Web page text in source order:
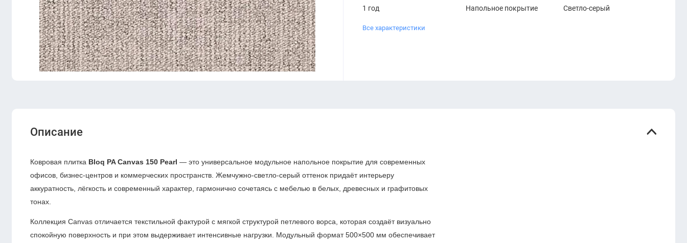
1 год Напольное покрытие Светло-серый
Все характеристики
Описание
Ковровая плитка Bloq PA Canvas 150 Pearl — это универсальное модульное напольное покрытие для современных
офисов, бизнес-центров и коммерческих пространств. Жемчужно-светло-серый оттенок придаёт интерьеру
аккуратность, лёгкость и современный характер, гармонично сочетаясь с мебелью в белых, древесных и графитовых
тонах.
Коллекция Canvas отличается текстильной фактурой с мягкой структурой петлевого ворса, которая создаёт визуально
спокойную поверхность и при этом выдерживает интенсивные нагрузки. Модульный формат 500×500 мм обеспечивает